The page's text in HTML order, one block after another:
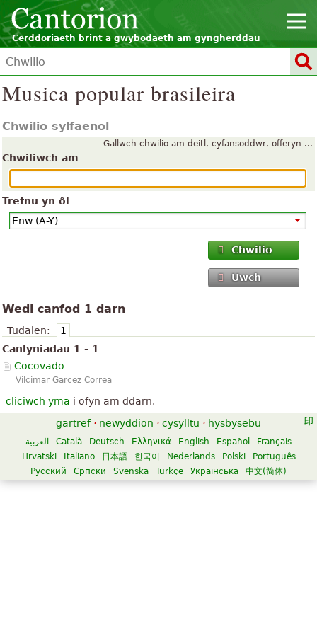
Cerddoriaeth brint a gwybodaeth am gyngherddau
Musica popular brasileira
Chwilio sylfaenol
Gallwch chwilio am deitl, cyfansoddwr, offeryn ...
Chwiliwch am
Trefnu yn ôl
Chwilio
Uwch
Wedi canfod 1 darn
Tudalen:
1
Canlyniadau 1 - 1
Cocovado
Vilcimar Garcez Correa
cliciwch yma i ofyn am ddarn.
gartref · newyddion · cysylltu · hysbysebu
العربية Català Deutsch Ελληνικά English Español
Français
Hrvatski
Italiano 日本語 한국어 Nederlands Polski
Português
Русский
Српски Svenska Türkçe Українська 中文(简体)